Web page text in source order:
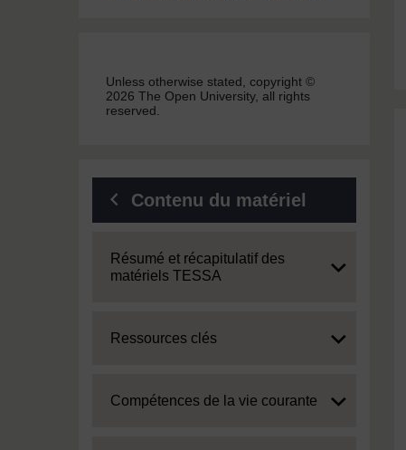
Unless otherwise stated, copyright ©
2026 The Open University, all rights
reserved.
Contenu du matériel
Expand
Résumé et récapitulatif des
matériels TESSA
Expand
Ressources clés
Expand
Compétences de la vie courante